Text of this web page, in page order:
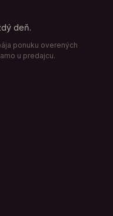
deň.
ponuku overených
u predajcu.